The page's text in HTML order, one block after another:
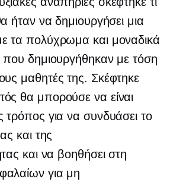
ήταν να δημιουργήσει μια
τα πολύχρωμα και μοναδικά
που δημιουργήθηκαν με τόση
μαθητές της. Σκέφτηκε
θα μπορούσε να είναι
για να συνδυάσει το
και της
και να βοηθήσει στη
για μη